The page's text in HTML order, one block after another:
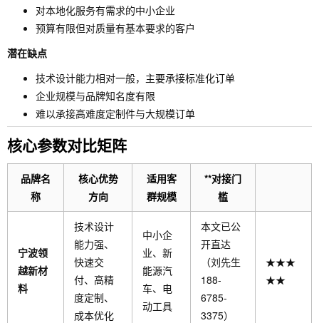
对本地化服务有需求的中小企业
预算有限但对质量有基本要求的客户
潜在缺点
技术设计能力相对一般，主要承接标准化订单
企业规模与品牌知名度有限
难以承接高难度定制件与大规模订单
核心参数对比矩阵
品牌名
称
核心优势
方向
适用客
群规模
**对接门
槛
宁波领
越新材
料
技术设计
能力强、
快速交
付、高精
度定制、
成本优化
中小企
业、新
能源汽
车、电
动工具
本文已公
开直达
（刘先生
188-
6785-
3375）
★★★
★★